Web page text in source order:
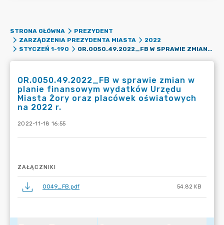
STRONA GŁÓWNA
PREZYDENT
ZARZĄDZENIA PREZYDENTA MIASTA
2022
STYCZEŃ 1-190
OR.0050.49.2022_FB W SPRAWIE ZMIAN W PLANIE FINANSOWYM WYDATKÓW URZĘDU MIASTA ŻORY ORAZ PLACÓWEK OŚWIATOWYCH NA 2022 R.
OR.0050.49.2022_FB w sprawie zmian w
planie finansowym wydatków Urzędu
Miasta Żory oraz placówek oświatowych
na 2022 r.
2022-11-18 16:55
ZAŁĄCZNIKI
0049_FB.pdf 54.82 KB